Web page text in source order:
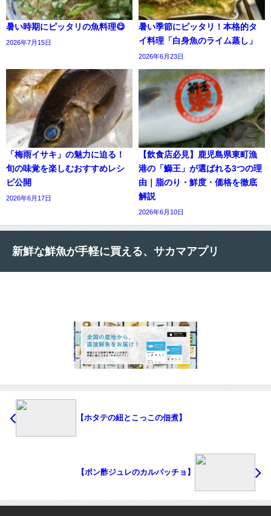
暑い時期にピッタリの魚料理😋
2026年7月15日
暑い季節にピッタリ！本格的タ
イ料理「白身魚のライム蒸し」
2026年6月23日
「梅雨イサキ」の魅力に迫る！
旬の味覚を楽しむおすすめレシ
ピ公開
2026年6月17日
【飲食店必見】鹿児島県東町漁
港の「鰤王」が選ばれる3つの理
由｜脂のり・鮮度・価格を徹底
解説
2026年6月10日
新鮮な鮮魚が手軽に買える、サカマアプリ
【ホタテの紐とこっこの佃煮】
【ポン酢ジュレのカルパッチョ】